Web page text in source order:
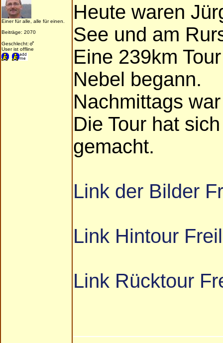
Einer für alle, alle für einen.
Beiträge: 2070
Geschlecht:
User ist offline
Heute waren
See und am
Eine 239km
Nebel begann.
Nachmittags
Die Tour hat
gemacht.
Link der Bilder
Link Hintour
Link Rücktour